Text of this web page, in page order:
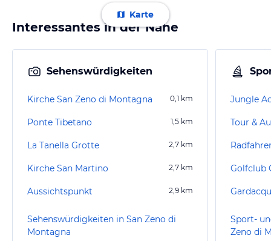
Karte
Interessantes in der Nähe
Sehenswürdigkeiten
Kirche San Zeno di Montagna 0,1 km
Ponte Tibetano 1,5 km
La Tanella Grotte 2,7 km
Kirche San Martino 2,7 km
Aussichtspunkt 2,9 km
Sehenswürdigkeiten in San Zeno di
Montagna
Jungle
Tour &
Golfclub
Sport-
Zeno di